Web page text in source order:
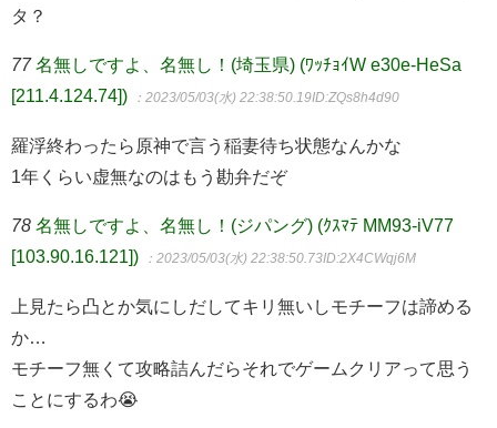
タ？
77 名無しですよ、名無し！(埼玉県) (ﾜｯﾁｮｲW e30e-HeSa
[211.4.124.74])
：2023/05/03(水) 22:38:50.19ID:ZQs8h4d90
羅浮終わったら原神で言う稲妻待ち状態なんかな
1年くらい虚無なのはもう勘弁だぞ
78 名無しですよ、名無し！(ジパング) (ｸｽﾏﾃ MM93-iV77
[103.90.16.121])
：2023/05/03(水) 22:38:50.73ID:2X4CWqj6M
上見たら凸とか気にしだしてキリ無いしモチーフは諦める
か…
モチーフ無くて攻略詰んだらそれでゲームクリアって思う
ことにするわ😭